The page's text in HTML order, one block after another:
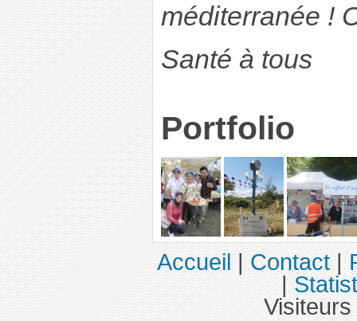
méditerranée !
Santé à tous
Portfolio
Accueil|Contact|
|